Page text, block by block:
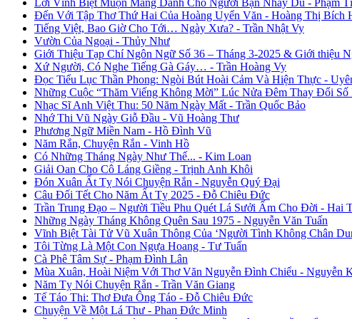
Lời Vĩnh Biệt Muộn Màng Dành Cho Người Bạn Nhảy Dù - Phạm
Đến Với Tập Thơ Thứ Hai Của Hoàng Uyển Văn - Hoàng Thị Bích
Tiếng Việt, Bao Giờ Cho Tới… Ngày Xưa? - Trần Nhật Vy
Vườn Của Ngoại - Thủy Như
Giới Thiệu Tạp Chí Ngôn Ngữ Số 36 – Tháng 3-2025 & Giới thiệu
Xứ Người, Có Nghe Tiếng Gà Gáy… - Trần Hoàng Vy
Đọc Tiểu Lục Thần Phong: Ngòi Bút Hoài Cảm Và Hiện Thực -
Những Cuộc “Thăm Viếng Không Mời” Lúc Nửa Đêm Thay Đổi
Nhạc Sĩ Anh Việt Thu: 50 Năm Ngày Mất - Trần Quốc Bảo
Nhớ Thi Vũ Ngày Giỗ Đầu - Vũ Hoàng Thư
Phương Ngữ Miền Nam - Hồ Đình Vũ
Năm Rắn, Chuyện Rắn - Vinh Hồ
Có Những Tháng Ngày Như Thế... - Kim Loan
Giải Oan Cho Cô Láng Giềng - Trịnh Anh Khôi
Đón Xuân Ất Tỵ Nói Chuyện Rắn - Nguyễn Quý Đại
Câu Đối Tết Cho Năm Ất Tỵ 2025 - Đỗ Chiêu Đức
Trần Trung Đạo – Người Tiều Phu Quét Lá Sưởi Ấm Cho Đời - Hai
Những Ngày Tháng Không Quên Sau 1975 - Nguyễn Văn Tuấn
Vĩnh Biệt Tài Tử Vũ Xuân Thông Của ‘Người Tình Không Chân
Tôi Từng Là Một Con Ngựa Hoang - Tư Tuấn
Cà Phê Tâm Sự - Phạm Đình Lân
Mùa Xuân, Hoài Niệm Với Thơ Văn Nguyễn Đình Chiểu - Nguyễn
Năm Tỵ Nói Chuyện Rắn - Trần Văn Giang
Tế Táo Thi: Thơ Đưa Ông Táo - Đỗ Chiêu Đức
Chuyện Về Một Lá Thư - Phan Đức Minh